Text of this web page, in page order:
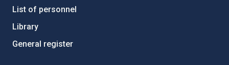
List of personnel
Library
General register